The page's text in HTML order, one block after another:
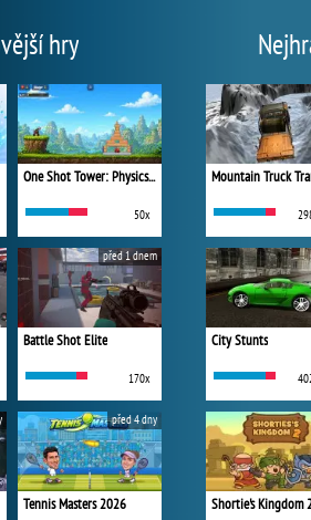
hry
One Shot Tower: Physics Destroyer
50x
Battle Shot Elite
170x
před 1 dnem
Tennis Masters 2026
před 4 dny
Mountain Truck
City Stunts
Shortie's Kingdom